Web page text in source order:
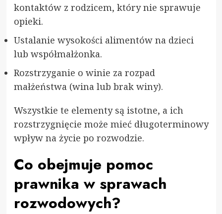
kontaktów z rodzicem, który nie sprawuje
opieki.
Ustalanie wysokości alimentów na dzieci
lub współmałżonka.
Rozstrzyganie o winie za rozpad
małżeństwa (wina lub brak winy).
Wszystkie te elementy są istotne, a ich
rozstrzygnięcie może mieć długoterminowy
wpływ na życie po rozwodzie.
Co obejmuje pomoc
prawnika w sprawach
rozwodowych?